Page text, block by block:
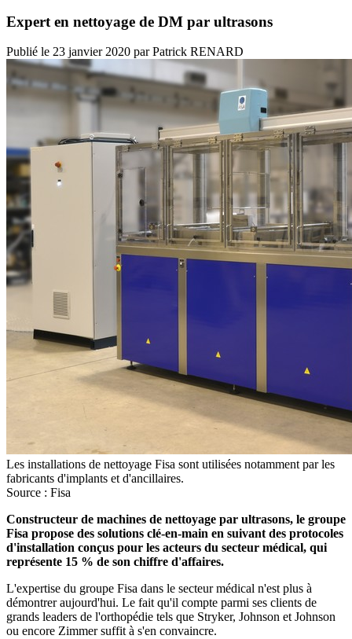
Expert en nettoyage de DM par ultrasons
Publié le 23 janvier 2020 parPatrick RENARD
Les installations de nettoyage Fisa sont utilisées notamment par les
fabricants d'implants et d'ancillaires.
Source : Fisa
Constructeur de machines de nettoyage par ultrasons, le groupe
Fisa propose des solutions clé-en-main en suivant des protocoles
d'installation conçus pour les acteurs du secteur médical, qui
représente 15 % de son chiffre d'affaires.
L'expertise du groupe Fisa dans le secteur médical n'est plus à
démontrer aujourd'hui. Le fait qu'il compte parmi ses clients de
grands leaders de l'orthopédie tels que Stryker, Johnson et Johnson
ou encore Zimmer suffit à s'en convaincre.